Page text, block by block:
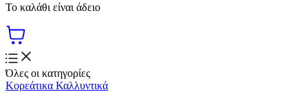
Το καλάθι είναι άδειο
Όλες οι κατηγορίες
Κορεάτικα Καλλυντικά